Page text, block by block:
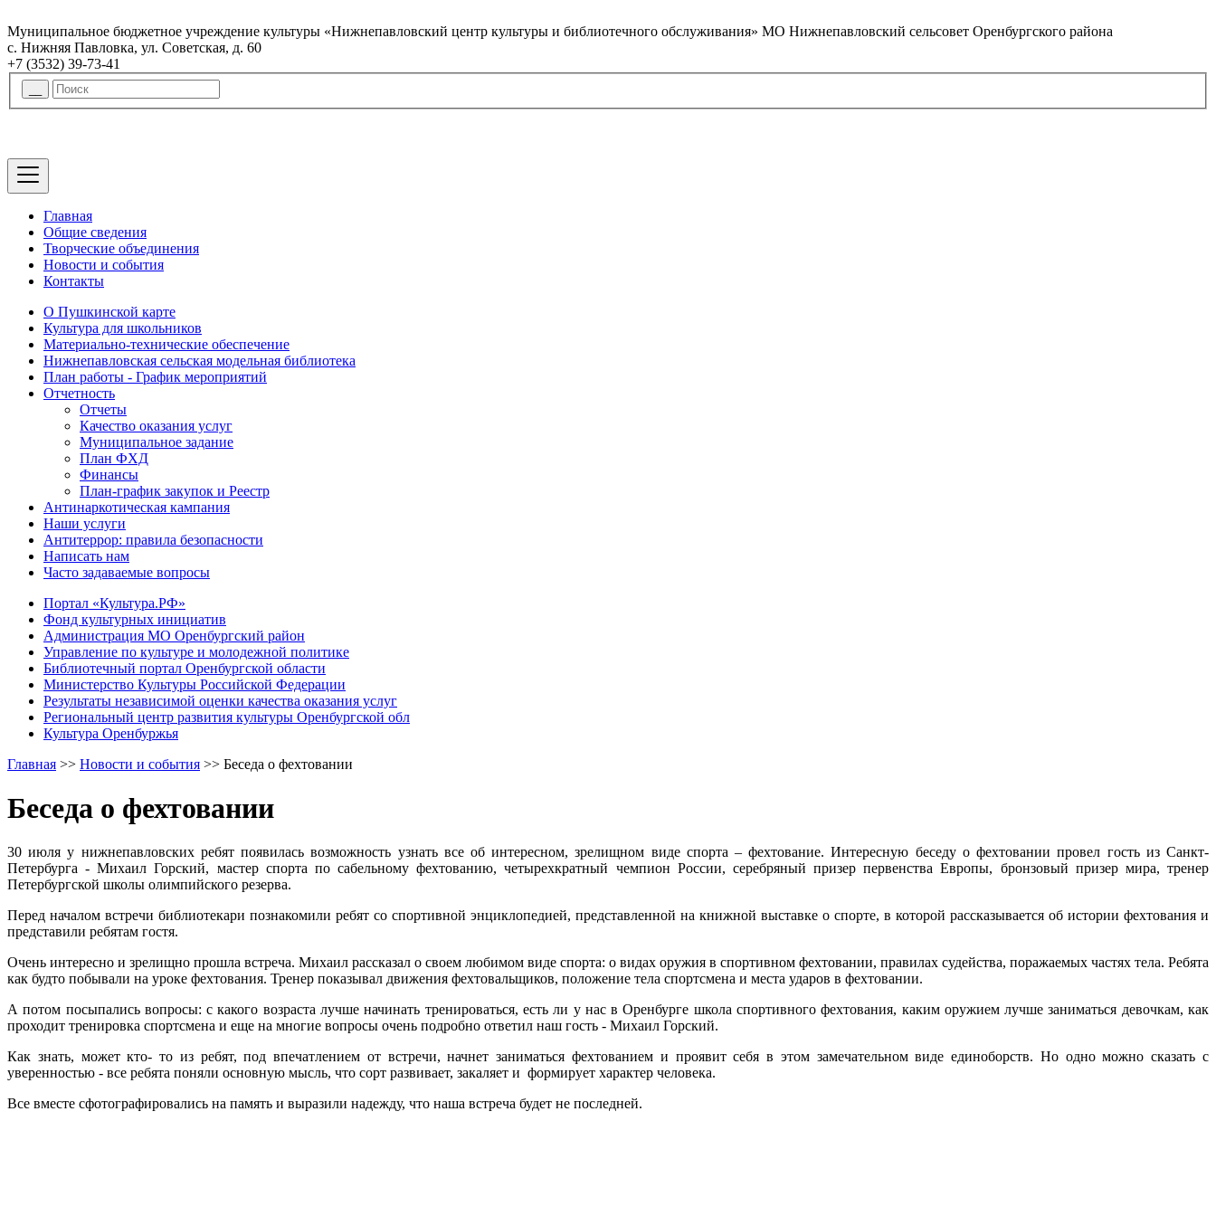
Муниципальное бюджетное учреждение культуры «Нижнепавловский центр культуры и библиотечного обслуживания» МО Нижнепавловский сельсовет Оренбургского района
с. Нижняя Павловка, ул. Советская, д. 60
+7 (3532) 39-73-41
Главная
Общие сведения
Творческие объединения
Новости и события
Контакты
О Пушкинской карте
Культура для школьников
Материально-технические обеспечение
Нижнепавловская сельская модельная библиотека
План работы - График мероприятий
Отчетность
Отчеты
Качество оказания услуг
Муниципальное задание
План ФХД
Финансы
План-график закупок и Реестр
Антинаркотическая кампания
Наши услуги
Антитеррор: правила безопасности
Написать нам
Часто задаваемые вопросы
Портал «Культура.РФ»
Фонд культурных инициатив
Администрация МО Оренбургский район
Управление по культуре и молодежной политике
Библиотечный портал Оренбургской области
Министерство Культуры Российской Федерации
Результаты независимой оценки качества оказания услуг
Региональный центр развития культуры Оренбургской обл
Культура Оренбуржья
Главная >> Новости и события >> Беседа о фехтовании
Беседа о фехтовании
30 июля у нижнепавловских ребят появилась возможность узнать все об интересном, зрелищном виде спорта – фехтование. Интересную беседу о фехтовании провел гость из Санкт-
Петербурга - Михаил Горский, мастер спорта по сабельному фехтованию, четырехкратный чемпион России, серебряный призер первенства Европы, бронзовый призер мира, тренер
Петербургской школы олимпийского резерва.
Перед началом встречи библиотекари познакомили ребят со спортивной энциклопедией, представленной на книжной выставке о спорте, в которой рассказывается об истории фехтования и
представили ребятам гостя.
Очень интересно и зрелищно прошла встреча. Михаил рассказал о своем любимом виде спорта: о видах оружия в спортивном фехтовании, правилах судейства, поражаемых частях тела. Ребята
как будто побывали на уроке фехтования. Тренер показывал движения фехтовальщиков, положение тела спортсмена и места ударов в фехтовании.
А потом посыпались вопросы: с какого возраста лучше начинать тренироваться, есть ли у нас в Оренбурге школа спортивного фехтования, каким оружием лучше заниматься девочкам, как
проходит тренировка спортсмена и еще на многие вопросы очень подробно ответил наш гость - Михаил Горский.
Как знать, может кто- то из ребят, под впечатлением от встречи, начнет заниматься фехтованием и проявит себя в этом замечательном виде единоборств. Но одно можно сказать с
уверенностью - все ребята поняли основную мысль, что сорт развивает, закаляет и формирует характер человека.
Все вместе сфотографировались на память и выразили надежду, что наша встреча будет не последней.